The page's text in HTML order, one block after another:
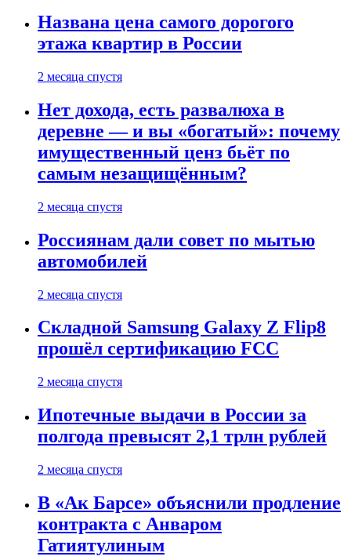
Названа цена самого дорогого
этажа квартир в России
2 месяца спустя
Нет дохода, есть развалюха в
деревне — и вы «богатый»: почему
имущественный ценз бьёт по
самым незащищённым?
2 месяца спустя
Россиянам дали совет по мытью
автомобилей
2 месяца спустя
Складной Samsung Galaxy Z Flip8
прошёл сертификацию FCC
2 месяца спустя
Ипотечные выдачи в России за
полгода превысят 2,1 трлн рублей
2 месяца спустя
В «Ак Барсе» объяснили продление
контракта с Анваром
Гатиятулиным